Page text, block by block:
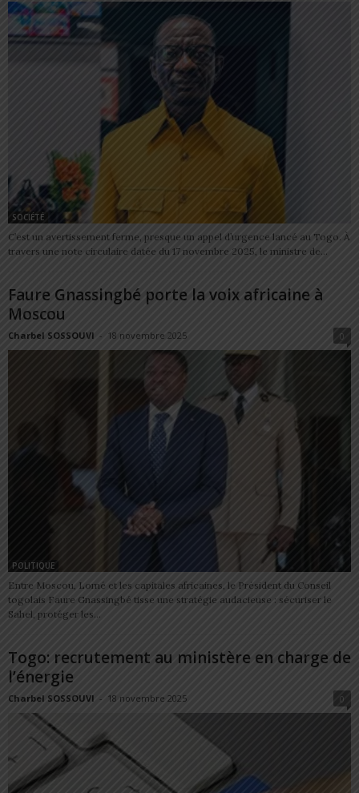
SOCIÉTÉ
C’est un avertissement ferme, presque un appel d’urgence lancé au Togo. À
travers une note circulaire datée du 17 novembre 2025, le ministre de...
Faure Gnassingbé porte la voix africaine à
Moscou
Charbel SOSSOUVI - 18 novembre 2025 0
POLITIQUE
Entre Moscou, Lomé et les capitales africaines, le Président du Conseil
togolais Faure Gnassingbé tisse une stratégie audacieuse : sécuriser le
Sahel, protéger les...
Togo: recrutement au ministère en charge de
l’énergie
Charbel SOSSOUVI - 18 novembre 2025 0